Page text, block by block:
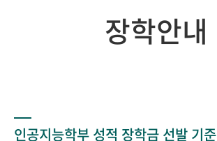
장학안내
인공지능학부 성적 장학금 선발 기준